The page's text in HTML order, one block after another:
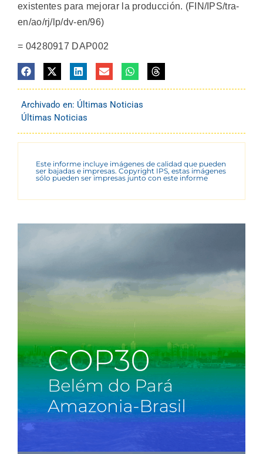
existentes para mejorar la producción. (FIN/IPS/tra-
en/ao/rj/lp/dv-en/96)
= 04280917 DAP002
Archivado en: Últimas Noticias
Últimas Noticias
Este informe incluye imágenes de calidad que pueden
ser bajadas e impresas. Copyright IPS, estas imágenes
sólo pueden ser impresas junto con este informe